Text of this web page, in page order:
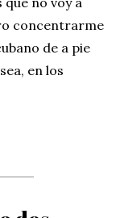
concentrarme
de a pie
en los